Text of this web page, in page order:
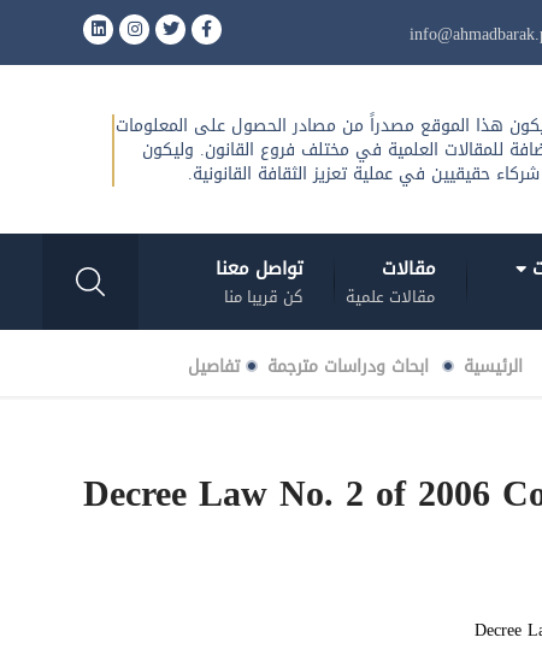
هذا الموقع مصدراً من مصادر الحصول على المعلومات
للمقالات العلمية في مختلف فروع القانون. وليكون
حقيقيين في عملية تعزيز الثقافة القانونية.
مقالات
مقالات علمية
تواصل معنا
كن قريبا منا
الرئيسية ابحاث ودراسات مترجمة تفاصيل
Decree Law No. 2 of 2006
Decree